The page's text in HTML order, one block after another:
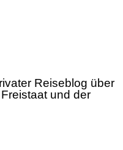
Reiseblog über
und der